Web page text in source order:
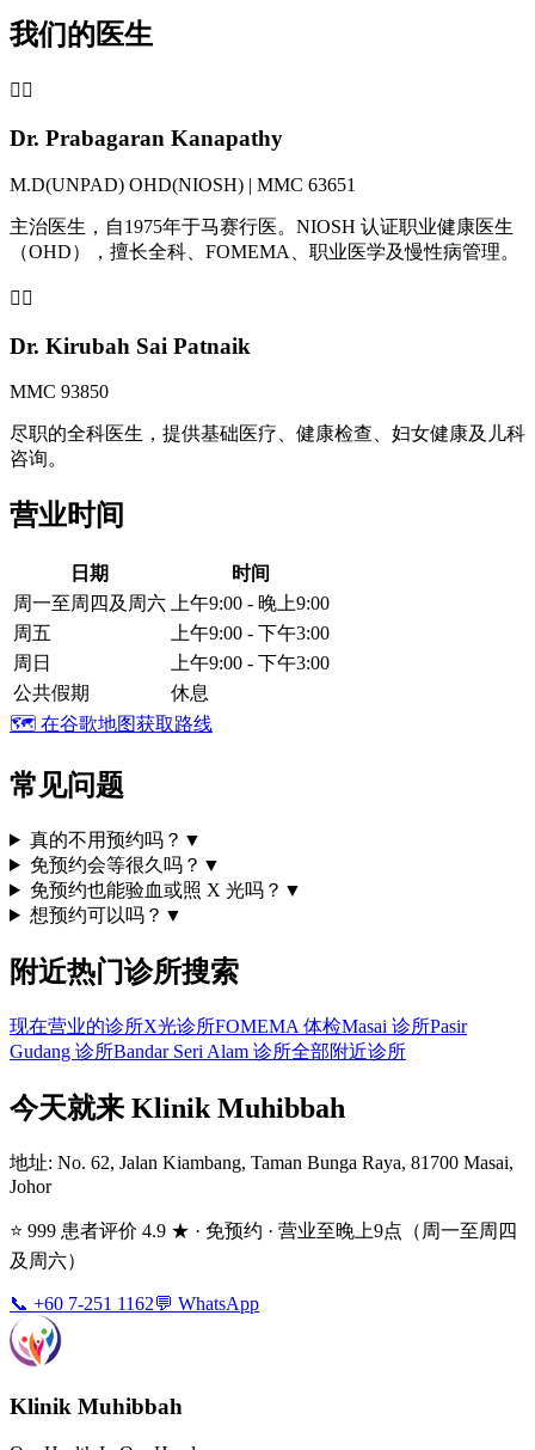
我们的医生
👨‍⚕️
Dr. Prabagaran Kanapathy
M.D(UNPAD) OHD(NIOSH) | MMC 63651
主治医生，自1975年于马赛行医。NIOSH 认证职业健康医生
（OHD），擅长全科、FOMEMA、职业医学及慢性病管理。
👩‍⚕️
Dr. Kirubah Sai Patnaik
MMC 93850
尽职的全科医生，提供基础医疗、健康检查、妇女健康及儿科
咨询。
营业时间
日期
时间
周一至周四及周六
上午9:00 - 晚上9:00
周五
上午9:00 - 下午3:00
周日
上午9:00 - 下午3:00
公共假期
休息
🗺️ 在谷歌地图获取路线
常见问题
真的不用预约吗？ ▼
免预约会等很久吗？ ▼
免预约也能验血或照 X 光吗？ ▼
想预约可以吗？ ▼
附近热门诊所搜索
现在营业的诊所X光诊所FOMEMA 体检Masai 诊所Pasir
Gudang 诊所Bandar Seri Alam 诊所全部附近诊所
今天就来 Klinik Muhibbah
地址: No. 62, Jalan Kiambang, Taman Bunga Raya, 81700 Masai,
Johor
⭐ 999 患者评价 4.9 ★ · 免预约 · 营业至晚上9点（周一至周四
及周六）
📞 +60 7-251 1162💬 WhatsApp
Klinik Muhibbah